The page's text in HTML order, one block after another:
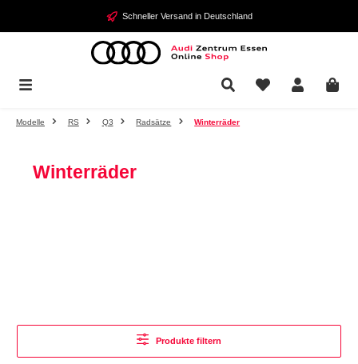
Zum Hauptinhalt springen Schneller Versand in Deutschland
Modelle RS Q3 Radsätze Winterräder
Winterräder
Produkte filtern